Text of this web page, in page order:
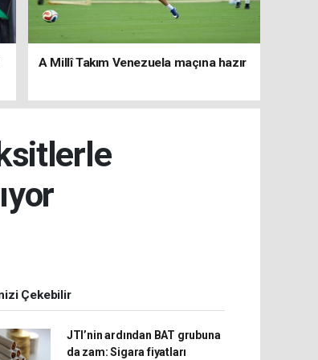
A Millî Takım Venezuela maçına hazır
Çekebilir
JTI’nin ardından BAT grubuna
da zam: Sigara fiyatları